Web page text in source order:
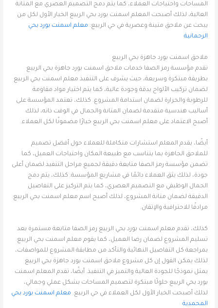
المساحات واحتياجات العملاء، كما يتم دمج التصميم العصري مع المتانة
العالية، لذلك أصبحت المعلم اسمنت بورد بحي الربيع الخيار الأول لكل من
يبحث عن ملاحق متينة وعصرية في حي الربيع. معلم اسمنت بورد بحي
الرحمانية
ملاحق اسمنت بورد جاهزة بحي الربيع
تقدم مؤسسة رمز الصفا خدمات ملاحق اسمنت بورد جاهزة بحي الربيع
بطريقة مبتكرة وسريعة، حيث يشرف على التنفيذ معلم اسمنت بحي الربيع
لضمان تركيب الألواح بدقة وجودة عالية، كما يتم اختيار مواد مقاومة
للرطوبة والحرارة لضمان استدامة المشروع. كذلك، تعتمد المؤسسة على
أساليب هندسية متقدمة لضمان المتانة والجمال في الوقت ذاته، لذلك
أصبح الاعتماد على معلم اسمنت بحي الربيع خيارًا مضمونًا لكل العملاء.
أيضًا، يقدم المعلم استشارات متكاملة للعملاء حول أفضل تصميم
للملاحق الجاهزة بما يتناسب مع طبيعة المكان واحتياجات العميل، كما
تضمن مؤسسة رمز الصفا متابعة دقيقة لجميع مراحل التنفيذ لضمان أعلى
جودة، لذلك يثق العملاء دائمًا في مشاريع المؤسسة. كذلك، يتم دمج
الجمال الوظيفي مع التصميم العصري، كما يتم التركيز على التفاصيل
الدقيقة لضمان متانة المشروع، لذلك أصبح اسم معلم اسمنت بحي الربيع
مرادفًا للاحترافية والإتقان.
كذلك، تقدم معلم اسمنت بورد بحي الربيع رمز الصفا متابعة مستمرة بعد
تسليم المشروع لضمان رضا العميل، كما يقوم معلم اسمنت بحي الربيع
بمراجعة كل التفاصيل النهائية والتأكد من مطابقة المشروع للمواصفات،
لذلك يمكن القول إن كل مشروع ملاحق اسمنت بورد جاهزة بحي الربيع
يمثل نموذجًا للجودة العالية والتميز في التنفيذ. أيضًا، تقدم المعلم اسمنت
بورد بحي الربيع حلولًا مبتكرة لتصميم المساحات بشكل عملي وجمالي،
لذلك أصبحت الخيار الأول لكل العملاء في حي الربيع. معلم اسمنت بورد بحي
المحمدية